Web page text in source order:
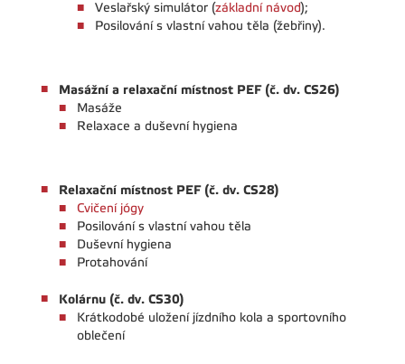
Veslařský simulátor (základní návod);
Posilování s vlastní vahou těla (žebřiny).
Masážní a relaxační místnost PEF (č. dv. CS26)
Masáže
Relaxace a duševní hygiena
Relaxační místnost PEF (č. dv. CS28)
Cvičení jógy
Posilování s vlastní vahou těla
Duševní hygiena
Protahování
Kolárnu (č. dv. CS30)
Krátkodobé uložení jízdního kola a sportovního
oblečení